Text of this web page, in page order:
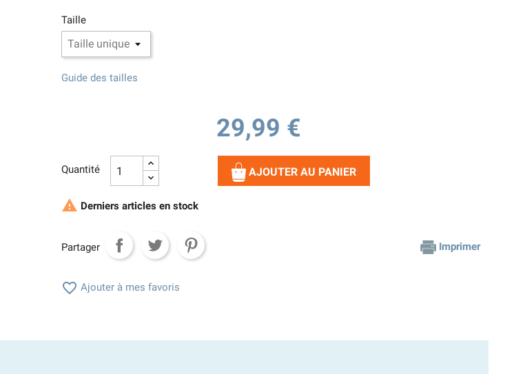
Taille
Guide des tailles
29,99 €
Quantité AJOUTER AU PANIER
 Derniers articles en stock
Partager Imprimer
 Ajouter à mes favoris